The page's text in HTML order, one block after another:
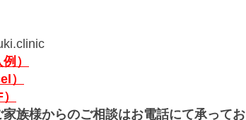
）
）
族様からのご相談はお電話にて承って